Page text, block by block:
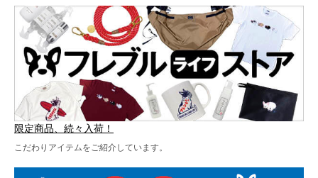
ど、内容盛りだくさんでお送りしていますので、最後まで
お見逃しなく！
限定商品、続々入荷！
こだわりアイテムをご紹介しています。